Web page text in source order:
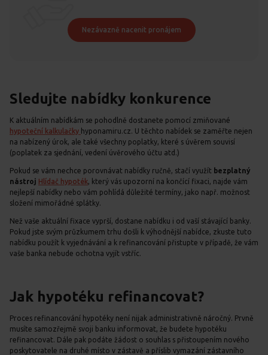
Nezávazně nacenit pronájem
Sledujte nabídky konkurence
K aktuálním nabídkám se pohodlně dostanete pomocí zmiňované
hypoteční kalkulačky hyponamiru.cz. U těchto nabídek se zaměřte nejen
na nabízený úrok, ale také všechny poplatky, které s úvěrem souvisí
(poplatek za sjednání, vedení úvěrového účtu atd.)
Pokud se vám nechce porovnávat nabídky ručně, stačí využít bezplatný
nástroj Hlídač hypoték, který vás upozorní na končící fixaci, najde vám
nejlepší nabídky nebo vám pohlídá důležité termíny, jako např. možnost
složení mimořádné splátky.
Než vaše aktuální fixace vyprší, dostane nabídku i od vaší stávající banky.
Pokud jste svým průzkumem trhu došli k výhodnější nabídce, zkuste tuto
nabídku použít k vyjednávání a k refinancování přistupte v případě, že vám
vaše banka nebude ochotna vyjít vstříc.
Jak hypotéku refinancovat?
Proces refinancování hypotéky není nijak administrativně náročný. Prvně
musíte samozřejmě svoji banku informovat, že budete hypotéku
refinancovat. Dále pak podáte žádost o souhlas s přistoupením nového
poskytovatele na druhé místo v zástavě a příslib vymazání zástavního